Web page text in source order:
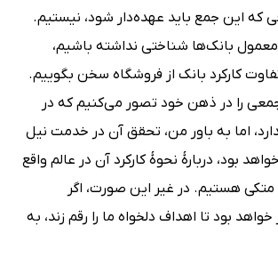
که این جمع باید عهده‌دار شود، نیستیم.
بانک‌ها شناختی نداشته باشیم،
تفاوت کارکرد بانک از فروشگاه سخن بگوییم.
را در ذهن خود تصور می‌کنیم که در
اما به باور من، تحقق آن در خدمت نیل
بود، دربارۀ نحوۀ کارکرد آن در عالم واقع
هستیم. در غیر این صورت، اگر
بود تا اهداف دلخواه ما را رقم زند، به